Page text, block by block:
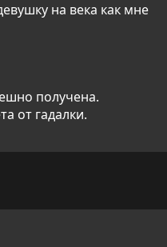
на века как мне
получена.
от гадалки.